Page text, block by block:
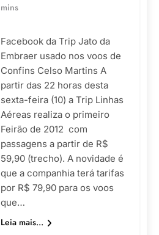
mins
Facebook da Trip Jato da
Embraer usado nos voos de
Confins Celso Martins A
partir das 22 horas desta
sexta-feira (10) a Trip Linhas
Aéreas realiza o primeiro
Feirão de 2012 com
passagens a partir de R$
59,90 (trecho). A novidade é
que a companhia terá tarifas
por R$ 79,90 para os voos
que…
Leia mais...